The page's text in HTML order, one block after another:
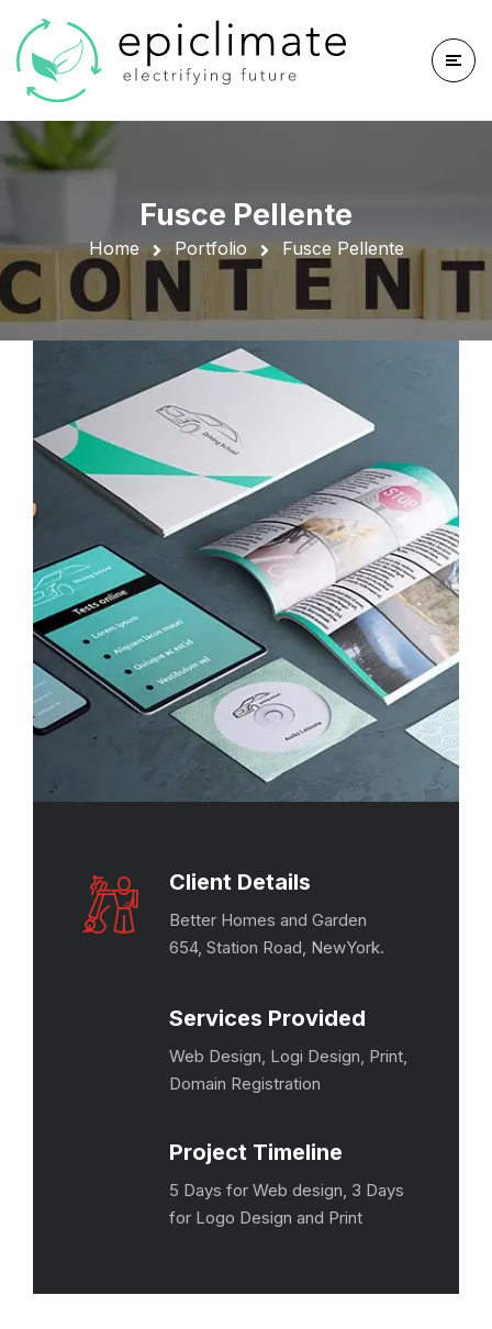
Fusce Pellente
Home Portfolio Fusce Pellente
Client Details
Better Homes and Garden
654, Station Road, NewYork.
Services Provided
Web Design, Logi Design, Print,
Domain Registration
Project Timeline
5 Days for Web design, 3 Days
for Logo Design and Print